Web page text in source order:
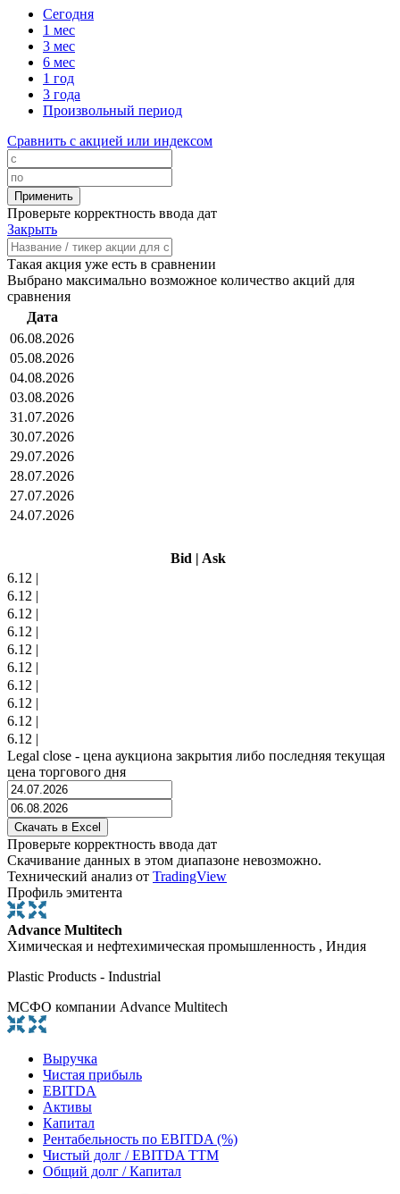
Сегодня
1 мес
3 мес
6 мес
1 год
3 года
Произвольный период
Сравнить с акцией или индексом
Проверьте корректность ввода дат
Закрыть
Такая акция уже есть в сравнении
Выбрано максимально возможное количество акций для
сравнения
Дата
06.08.2026
05.08.2026
04.08.2026
03.08.2026
31.07.2026
30.07.2026
29.07.2026
28.07.2026
27.07.2026
24.07.2026
Bid | Ask
6.12 |
6.12 |
6.12 |
6.12 |
6.12 |
6.12 |
6.12 |
6.12 |
6.12 |
6.12 |
Legal close - цена аукциона закрытия либо последняя текущая
цена торгового дня
Проверьте корректность ввода дат
Скачивание данных в этом диапазоне невозможно.
Технический анализ от TradingView
Профиль эмитента
Advance Multitech
Химическая и нефтехимическая промышленность , Индия
Plastic Products - Industrial
МСФО компании Advance Multitech
Выручка
Чистая прибыль
EBITDA
Активы
Капитал
Рентабельность по EBITDA (%)
Чистый долг / EBITDA TTM
Общий долг / Капитал